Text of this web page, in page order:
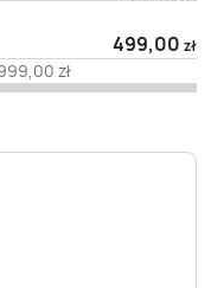
499,00 zł
zł